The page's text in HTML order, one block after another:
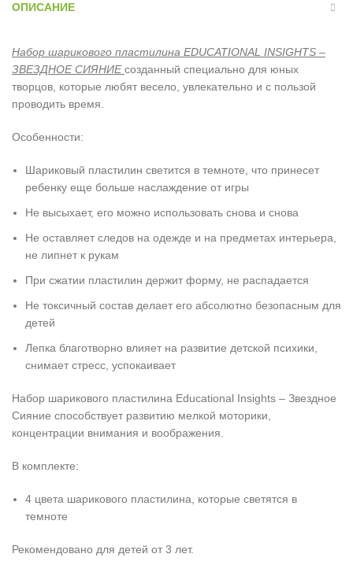
ОПИСАНИЕ
Набор шарикового пластилина EDUCATIONAL INSIGHTS –
ЗВЕЗДНОЕ СИЯНИЕсозданный специально для юных
творцов, которые любят весело, увлекательно и с пользой
проводить время.
Особенности:
Шариковый пластилин светится в темноте, что принесет
ребенку еще больше наслаждение от игры
Не высыхает, его можно использовать снова и снова
Не оставляет следов на одежде и на предметах интерьера,
не липнет к рукам
При сжатии пластилин держит форму, не распадается
Не токсичный состав делает его абсолютно безопасным для
детей
Лепка благотворно влияет на развитие детской психики,
снимает стресс, успокаивает
Набор шарикового пластилина Educational Insights – Звездное
Сияние способствует развитию мелкой моторики,
концентрации внимания и воображения.
В комплекте:
4 цвета шарикового пластилина, которые светятся в
темноте
Рекомендовано для детей от 3 лет.